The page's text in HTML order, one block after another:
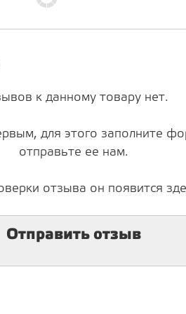
к данному товару нет.
для этого заполните
отправьте ее нам.
отзыва он появится
Отправить отзыв